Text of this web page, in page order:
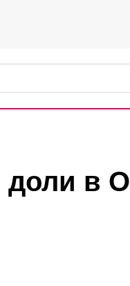
доли в